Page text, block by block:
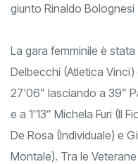
giunto Rinaldo
La gara femminile è
Delbecchi (Atletica
27'06” lasciando a 39”
e a 1'13” Michela Furi (Il
De Rosa (Individuale) e
Montale). Tra le